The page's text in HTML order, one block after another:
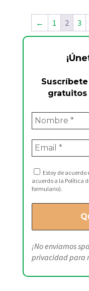
← 1 2 3
gratuitos
Estoy de acuerdo
acuerdo a la Política
formulario).
¡No enviamos
privacidadpara